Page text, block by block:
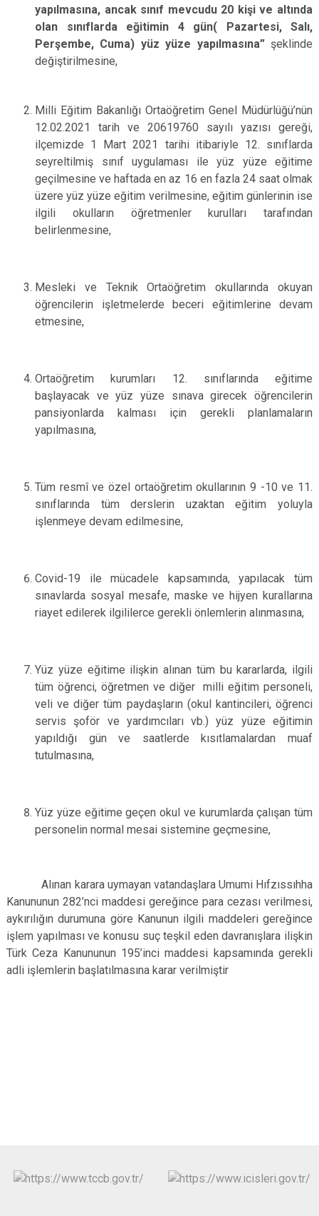
yapılmasına, ancak sınıf mevcudu 20 kişi ve altında
olan sınıflarda eğitimin 4 gün( Pazartesi, Salı,
Perşembe, Cuma) yüz yüze yapılmasına” şeklinde
değiştirilmesine,
Milli Eğitim Bakanlığı Ortaöğretim Genel Müdürlüğü’nün
12.02.2021 tarih ve 20619760 sayılı yazısı gereği,
ilçemizde 1 Mart 2021 tarihi itibariyle 12. sınıflarda
seyreltilmiş sınıf uygulaması ile yüz yüze eğitime
geçilmesine ve haftada en az 16 en fazla 24 saat olmak
üzere yüz yüze eğitim verilmesine, eğitim günlerinin ise
ilgili okulların öğretmenler kurulları tarafından
belirlenmesine,
Mesleki ve Teknik Ortaöğretim okullarında okuyan
öğrencilerin işletmelerde beceri eğitimlerine devam
etmesine,
Ortaöğretim kurumları 12. sınıflarında eğitime
başlayacak ve yüz yüze sınava girecek öğrencilerin
pansiyonlarda kalması için gerekli planlamaların
yapılmasına,
Tüm resmî ve özel ortaöğretim okullarının 9 -10 ve 11.
sınıflarında tüm derslerin uzaktan eğitim yoluyla
işlenmeye devam edilmesine,
Covid-19 ile mücadele kapsamında, yapılacak tüm
sınavlarda sosyal mesafe, maske ve hijyen kurallarına
riayet edilerek ilgililerce gerekli önlemlerin alınmasına,
Yüz yüze eğitime ilişkin alınan tüm bu kararlarda, ilgili
tüm öğrenci, öğretmen ve diğer milli eğitim personeli,
veli ve diğer tüm paydaşların (okul kantincileri, öğrenci
servis şoför ve yardımcıları vb.) yüz yüze eğitimin
yapıldığı gün ve saatlerde kısıtlamalardan muaf
tutulmasına,
Yüz yüze eğitime geçen okul ve kurumlarda çalışan tüm
personelin normal mesai sistemine geçmesine,
Alınan karara uymayan vatandaşlara Umumi Hıfzıssıhha
Kanununun 282’nci maddesi gereğince para cezası verilmesi,
aykırılığın durumuna göre Kanunun ilgili maddeleri gereğince
işlem yapılması ve konusu suç teşkil eden davranışlara ilişkin
Türk Ceza Kanununun 195’inci maddesi kapsamında gerekli
adli işlemlerin başlatılmasına karar verilmiştir